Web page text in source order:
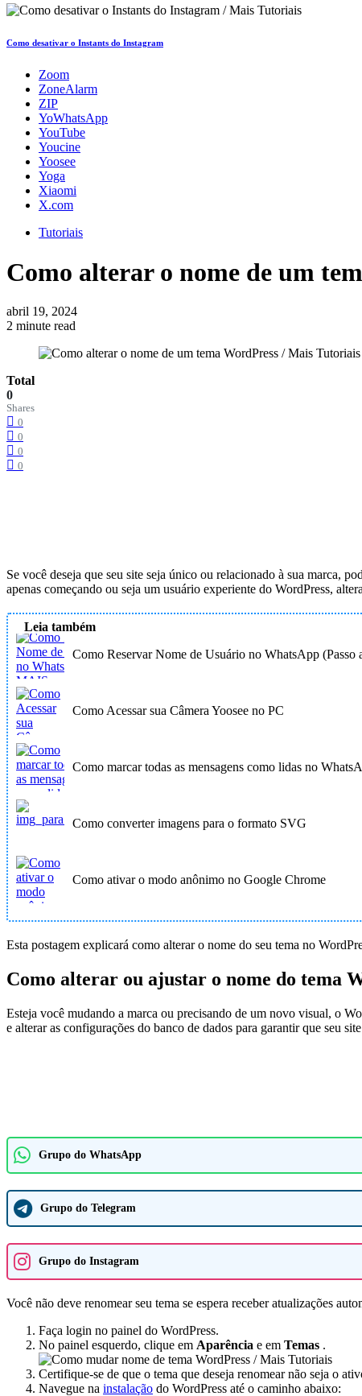
Como desativar o Instants do Instagram
Zoom
ZoneAlarm
ZIP
YoWhatsApp
YouTube
Youcine
Yoosee
Yoga
Xiaomi
X.com
Tutoriais
Como alterar o nome de um
abril 19, 2024
2 minute read
Total
0
Shares
0
0
0
0
Se você deseja que seu site seja único ou relacionado à sua marca,
apenas começando ou seja um usuário experiente do WordPress,
Leia também
Como Reservar Nome de Usuário no WhatsApp (Passo
Como Acessar sua Câmera Yoosee no PC
Como marcar todas as mensagens como lidas no
Como converter imagens para o formato SVG
Como ativar o modo anônimo no Google Chrome
Esta postagem explicará como alterar o nome do seu tema no
Como alterar ou ajustar o nome do tema
Esteja você mudando a marca ou precisando de um novo visual, o
e alterar as configurações do banco de dados para garantir que seu
Grupo do WhatsApp
Grupo do Telegram
Grupo do Instagram
Você não deve renomear seu tema se espera receber atualizações
Faça login no painel do WordPress.
No painel esquerdo, clique em Aparência e em Temas .
Certifique-se de que o tema que deseja renomear não seja o
Navegue na instalação do WordPress até o caminho abaixo: